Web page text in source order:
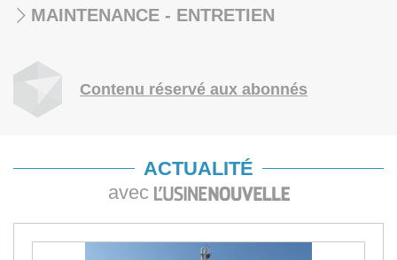
MAINTENANCE - ENTRETIEN
Contenu réservé aux abonnés
ACTUALITÉ
avec